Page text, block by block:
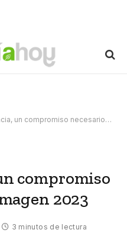
compromiso necesario: Plastimagen 2023
compromiso
2023
3 minutos de lectura